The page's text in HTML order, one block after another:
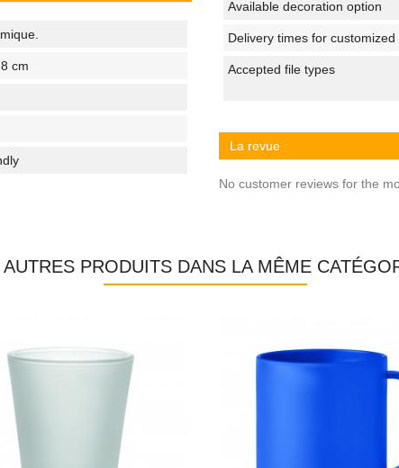
cm
Available decoration option
Delivery times for
Accepted file types
La revue
No customer reviews for the
AUTRES PRODUITS DANS LA MÊME